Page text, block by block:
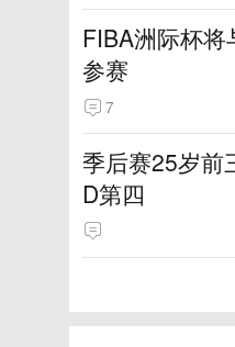
FIBA洲际杯
参赛
7
季后赛25岁前
D第四